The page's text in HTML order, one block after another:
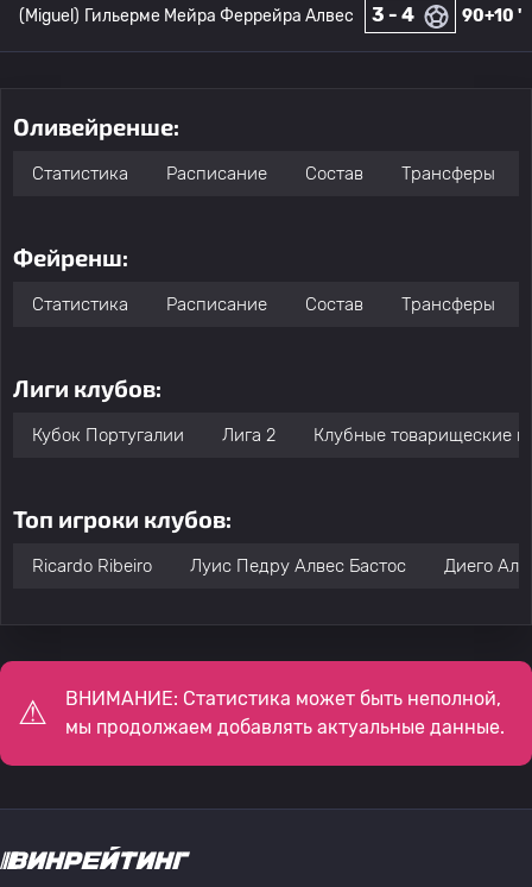
90+10 '
3 - 4
Гильерме Мейра Феррейра Алвес
(Miguel)
Оливейренше:
Статистика Расписание Состав Трансферы
Фейренш:
Статистика Расписание Состав Трансферы
Лиги клубов:
Кубок Португалии Лига 2 Клубные товарищеские
Топ игроки клубов:
Ricardo Ribeiro Луис Педру Алвес Бастос Диего
ВНИМАНИЕ: Статистика может быть неполной,
мы продолжаем добавлять актуальные данные.